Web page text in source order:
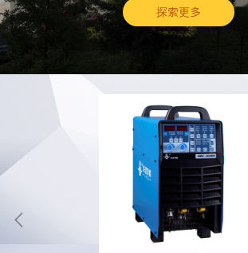
探索更多
